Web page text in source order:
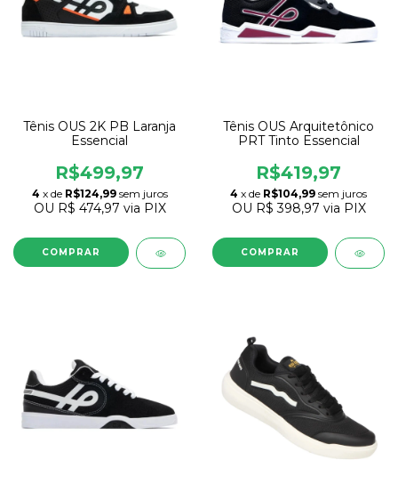
Tênis OUS 2K PB Laranja
Essencial
R$499,97
4 x de R$124,99 sem juros
OU R$ 474,97 via PIX
COMPRAR
Tênis OUS Arquitetônico
PRT Tinto Essencial
R$419,97
4 x de R$104,99 sem juros
OU R$ 398,97 via PIX
COMPRAR